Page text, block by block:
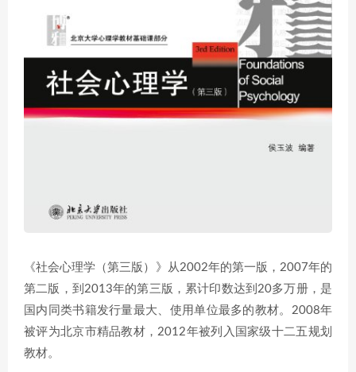
《社会心理学（第三版）》从2002年的第一版，2007年的
第二版，到2013年的第三版，累计印数达到20多万册，是
国内同类书籍发行量最大、使用单位最多的教材。2008年
被评为北京市精品教材，2012年被列入国家级十二五规划
教材。